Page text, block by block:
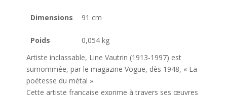
Dimensions 91 cm
Poids
0,054 kg
Artiste inclassable, Line Vautrin (1913-1997) est
surnommée, par le magazine Vogue, dès 1948, « La
poétesse du métal ».
Cette artiste française exprime à travers ses œuvres